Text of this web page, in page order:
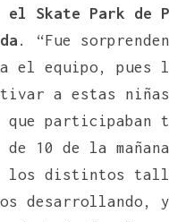
Skate Park de
. “Fue
el equipo, pues
a estas
que participaban
de 10 de la
los distintos
desarrollando,